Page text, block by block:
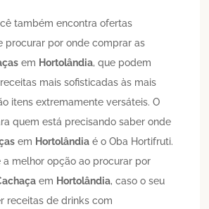
também encontra ofertas
procurar por onde comprar as
em Hortolândia, que podem
mais sofisticadas às mais
itens extremamente versáteis. O
quem está precisando saber onde
em Hortolândia é o Oba Hortifruti.
a melhor opção ao procurar por
em Hortolândia, caso o seu
receitas de drinks com